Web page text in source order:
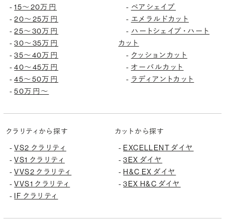
-15〜20万円
-20〜25万円
-25〜30万円
-30〜35万円
-35〜40万円
-40〜45万円
-45〜50万円
-50万円〜
- ペアシェイプ
- エメラルドカット
- ハートシェイプ・ハート
カット
- クッションカット
- オーバルカット
- ラディアントカット
クラリティから探す
-VS2 クラリティ
-VS1 クラリティ
-VVS2 クラリティ
-VVS1 クラリティ
- IF クラリティ
カットから探す
- EXCELLENT ダイヤ
-3EX ダイヤ
- H&C EX ダイヤ
-3EX H&C ダイヤ